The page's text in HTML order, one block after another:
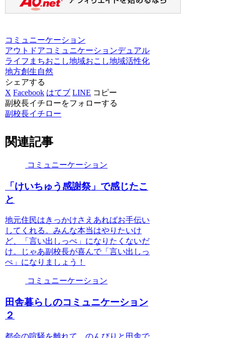
コミュニーケーション
アウトドアコミュニケーションデュアル
ライフ まちおこし地域おこし地域活性化
地方創生自然
シェアする
X Facebook はてブ LINE コピー
副校長イチローをフォローする
副校長イチロー
関連記事
コミュニーケーション
「けいちゅう感謝祭」で感じたこ
と
地元住民はきっかけさえあればお手伝い
してくれる。みんな本当はやりたいけ
ど、「言い出しっぺ」になりたくないだ
け。じゃあ副校長が喜んで「言い出しっ
ぺ」になりましょう！
コミュニーケーション
田舎暮らしのコミュニケーション
２
都会の喧騒を離れて、のんびりと田舎で